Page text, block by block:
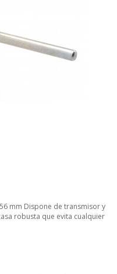
mm Dispone de transmisor y
robusta que evita cualquier